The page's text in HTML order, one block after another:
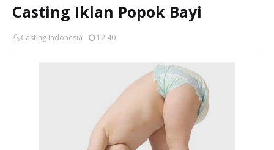
Casting Iklan Popok Bayi
Casting Indonesia 12.40